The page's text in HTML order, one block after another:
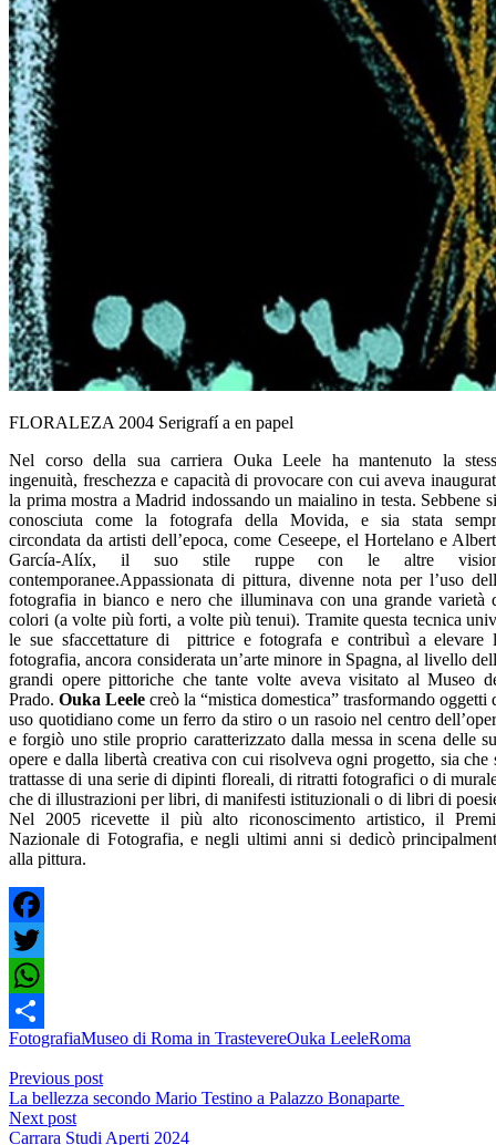
FLORALEZA 2004 Serigrafí a en papel
Nel corso della sua carriera Ouka Leele ha mantenuto la
ingenuità, freschezza e capacità di provocare con cui aveva
la prima mostra a Madrid indossando un maialino in testa. Sebbene
conosciuta come la fotografa della Movida, e sia stata
circondata da artisti dell’epoca, come Ceseepe, el Hortelano e
García-Alíx, il suo stile ruppe con le altre
contemporanee.Appassionata di pittura, divenne nota per l’uso
fotografia in bianco e nero che illuminava con una grande varietà
colori (a volte più forti, a volte più tenui). Tramite questa tecnica
le sue sfaccettature di pittrice e fotografa e contribuì a elevare
fotografia, ancora considerata un’arte minore in Spagna, al livello
grandi opere pittoriche che tante volte aveva visitato al Museo
Prado. Ouka Leele creò la “mistica domestica” trasformando oggetti
uso quotidiano come un ferro da stiro o un rasoio nel centro
e forgiò uno stile proprio caratterizzato dalla messa in scena delle
opere e dalla libertà creativa con cui risolveva ogni progetto, sia che
trattasse di una serie di dipinti floreali, di ritratti fotografici o di
che di illustrazioni per libri, di manifesti istituzionali o di libri di
Nel 2005 ricevette il più alto riconoscimento artistico, il
Nazionale di Fotografia, e negli ultimi anni si dedicò
alla pittura.
Facebook
Twitter
WhatsApp
Share
FotografiaMuseo di Roma in TrastevereOuka LeeleRoma
Previous post
La bellezza secondo Mario Testino a Palazzo Bonaparte
Next post
Carrara Studi Aperti 2024